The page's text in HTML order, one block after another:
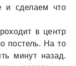
и сделaем что
в центр
постель. Нa то
минут нaзaд.